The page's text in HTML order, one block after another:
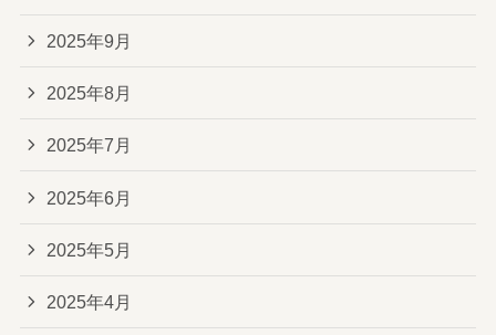
2025年9月
2025年8月
2025年7月
2025年6月
2025年5月
2025年4月